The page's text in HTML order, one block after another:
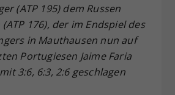
(ATP 195) dem Russen
176), der im Endspiel des
in Mauthausen nun auf
Portugiesen Jaime Faria
3:6, 6:3, 2:6 geschlagen